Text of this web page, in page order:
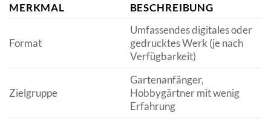
MERKMAL BESCHREIBUNG
Format
Umfassendes digitales oder
gedrucktes Werk (je nach
Verfügbarkeit)
Zielgruppe
Gartenanfänger,
Hobbygärtner mit wenig
Erfahrung